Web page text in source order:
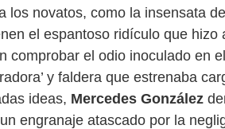
los novatos, como la insensata
el espantoso ridículo que
comprobar el odio inoculado en
y faldera que estrenaba
ideas, Mercedes González
engranaje atascado por la